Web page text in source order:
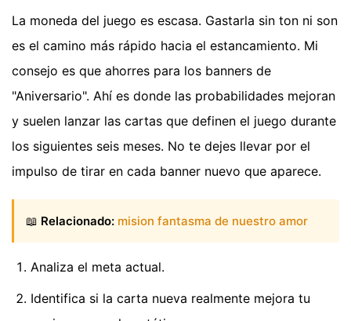
La moneda del juego es escasa. Gastarla sin ton ni son
es el camino más rápido hacia el estancamiento. Mi
consejo es que ahorres para los banners de
"Aniversario". Ahí es donde las probabilidades mejoran
y suelen lanzar las cartas que definen el juego durante
los siguientes seis meses. No te dejes llevar por el
impulso de tirar en cada banner nuevo que aparece.
📖 Relacionado: mision fantasma de nuestro amor
Analiza el meta actual.
Identifica si la carta nueva realmente mejora tu